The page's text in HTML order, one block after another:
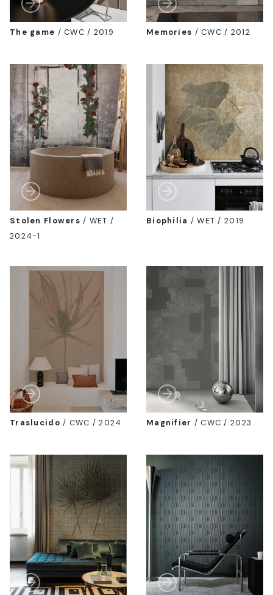
The game /CWC / 2019 Memories /CWC / 2012
Stolen Flowers / WET /
2024-1
Biophilia /WET / 2019
Traslucido / CWC / 2024 Magnifier /CWC / 2023